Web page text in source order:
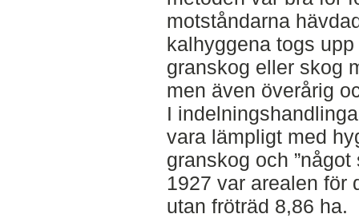
motståndarna
kalhyggena togs
granskog eller skog
men även överårig
I
vara lämpligt med
granskog och
1927 var arealen för
utan fröträd 8,86 ha.